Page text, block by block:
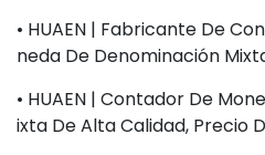
• HUAEN | Fabricante De
Neda De Denominación
• HUAEN | Contador De
Ixta De Alta Calidad, Precio